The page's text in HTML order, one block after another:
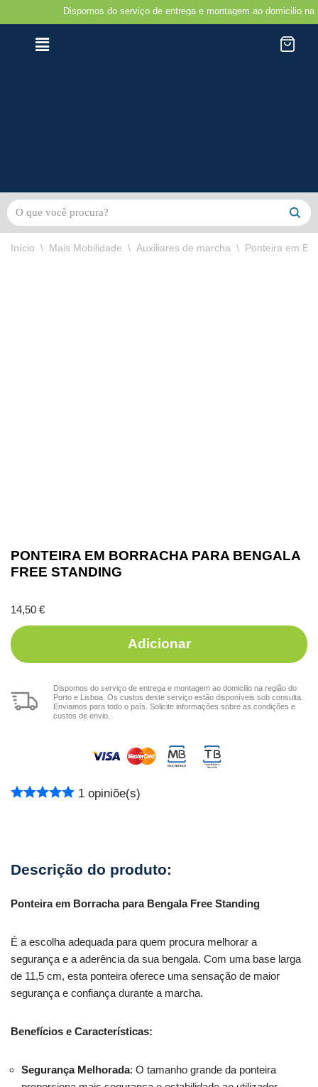
Avançar
Dispomos do serviço de entrega e montagem ao domicilio na região
Início \ Mais Mobilidade \ Auxiliares de marcha \ Ponteira em
PONTEIRA EM BORRACHA PARA BENGALA
FREE STANDING
14,50 €
Adicionar
Dispomos do serviço de entrega e montagem ao domicilio na região do
Porto e Lisboa. Os custos deste serviço estão disponíveis sob consulta.
Enviamos para todo o país. Solicite informações sobre as condições e
custos de envio.
1 opiniõe(s)
Ponteira em Borracha para Bengala Free Standing
É a escolha adequada para quem procura melhorar a
segurança e a aderência da sua bengala. Com uma base larga
de 11,5 cm, esta ponteira oferece uma sensação de maior
segurança e confiança durante a marcha.
Benefícios e Características:
Segurança Melhorada: O tamanho grande da ponteira